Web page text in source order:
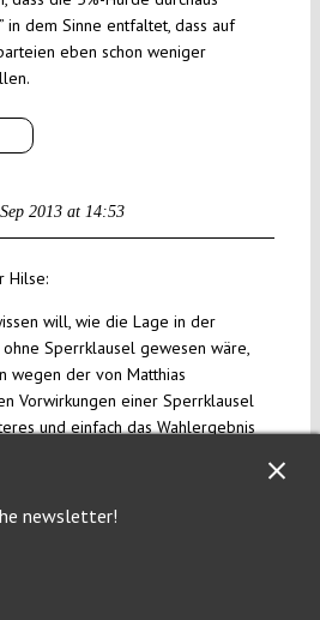
in dem Sinne entfaltet, dass auf
eben schon weniger
2013 at 14:53
Hilse:
will, wie die Lage in der
Sperrklausel gewesen wäre,
wegen der von Matthias
Vorwirkungen einer Sperrklausel
und einfach das Wahlergebnis
vollkommen anders
newsletter!